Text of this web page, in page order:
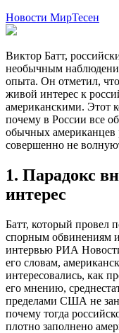
Новости МирТесен
Виктор Батт,
необычным
опыта. Он отметил,
живой интерес к
американскими. Этот
почему в России все
обычных американцев
совершенно не
1. Парадокс
интерес
Батт, который провел
спорным обвинениям и
интервью РИА
его словам,
интересовались, как
его мнению,
пределами США не
почему тогда
плотно заполнено